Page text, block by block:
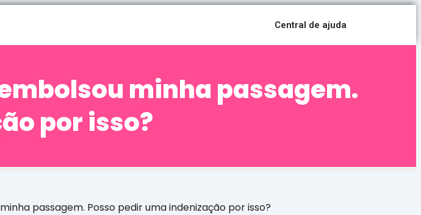
Central de ajuda
minha passagem.
por isso?
passagem. Posso pedir uma indenização por isso?